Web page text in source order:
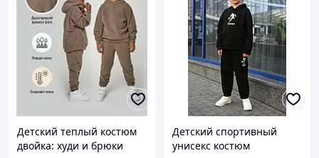
Детский теплый костюм
двойка: худи и брюки
Детский спортивный
унисекс костюм